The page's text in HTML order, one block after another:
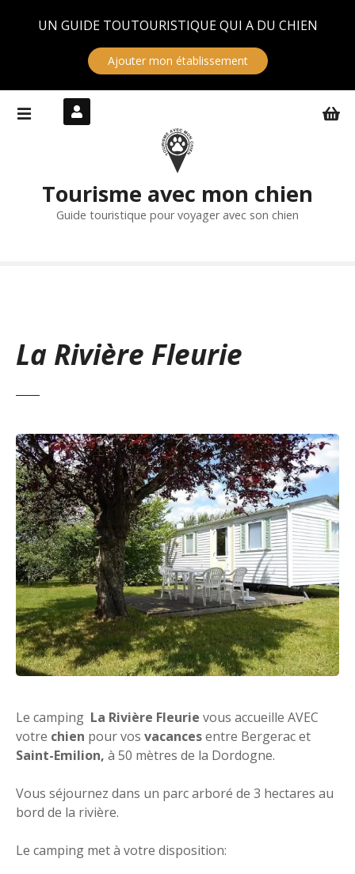
UN GUIDE TOUTOURISTIQUE QUI A DU CHIEN
Ajouter mon établissement
Tourisme avec mon chien
Guide touristique pour voyager avec son chien
La Rivière Fleurie
Le camping La Rivière Fleurie vous accueille AVEC
votre chien pour vos vacancesentre Bergerac et
Saint-Emilion, à 50 mètres de la Dordogne.
Vous séjournez dans un parc arboré de 3 hectares au
bord de la rivière.
Le camping met à votre disposition: